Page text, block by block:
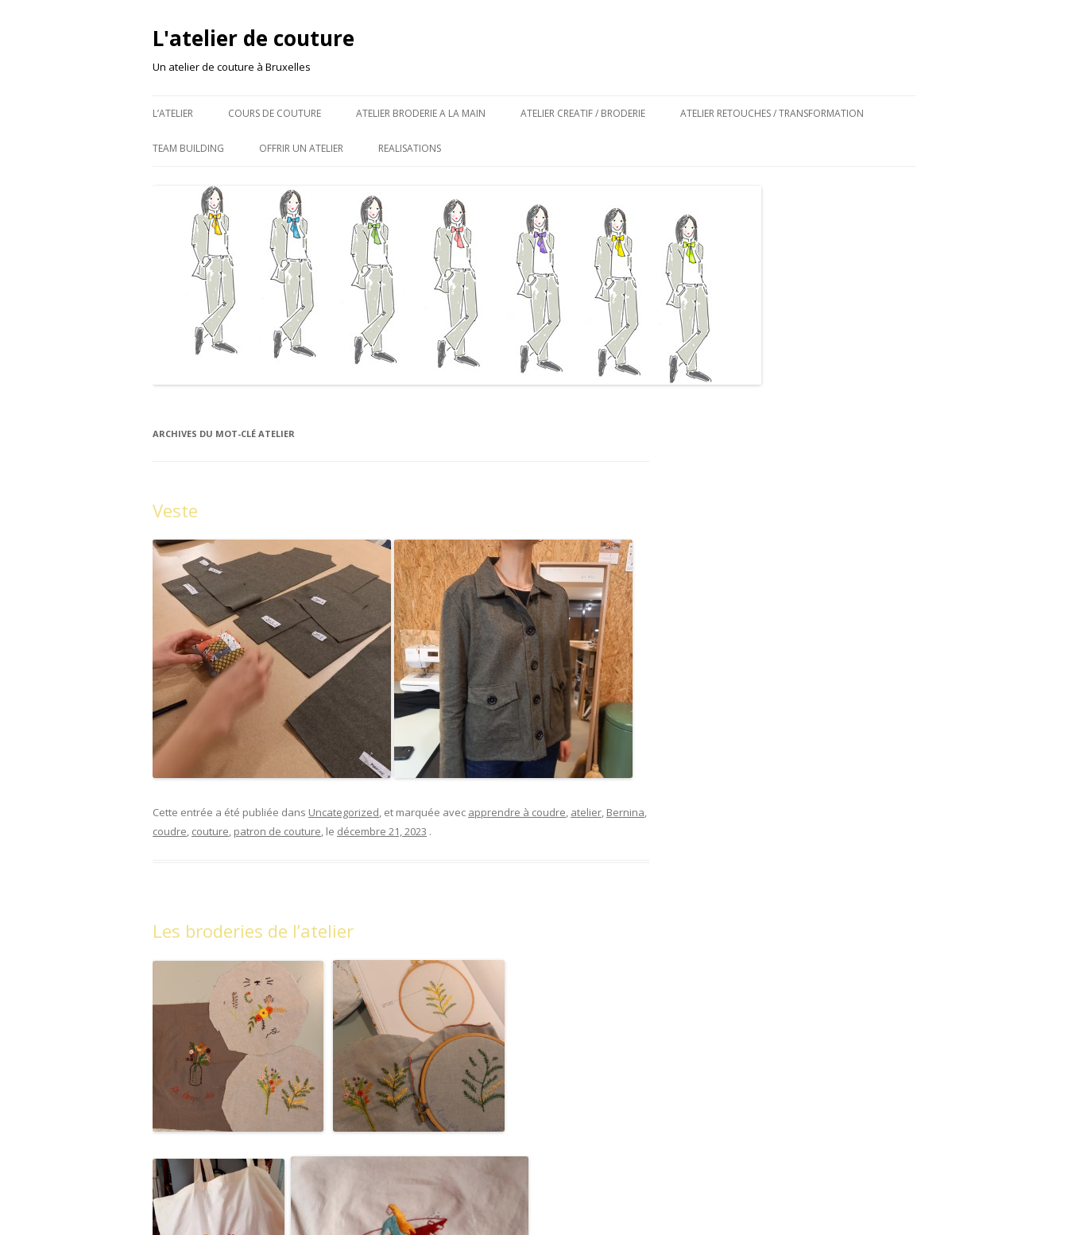
L'atelier de couture
Un atelier de couture à Bruxelles
L’ATELIER COURS DE COUTURE ATELIER BRODERIE A LA MAIN ATELIER CREATIF / BRODERIE ATELIER RETOUCHES / TRANSFORMATION
TEAM BUILDING OFFRIR UN ATELIER REALISATIONS
ARCHIVES DU MOT-CLÉ ATELIER
Veste
Cette entrée a été publiée dans Uncategorized, et marquée avec apprendre à coudre, atelier, Bernina,
coudre, couture, patron de couture, le décembre 21, 2023 .
Les broderies de l’atelier